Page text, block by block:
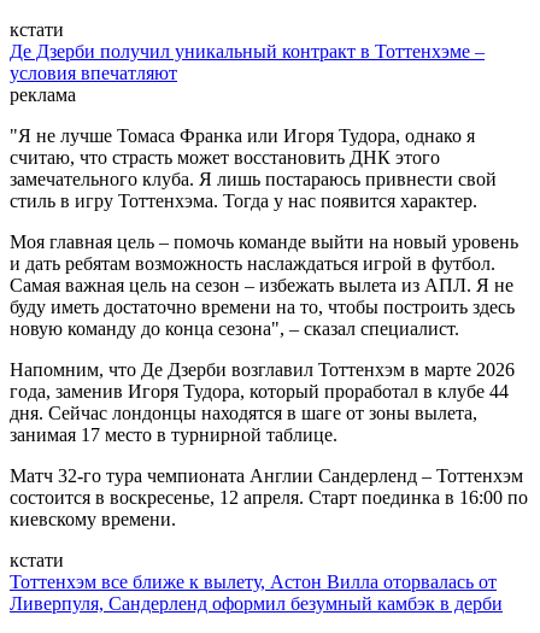
кстати
Де Дзерби получил уникальный контракт в Тоттенхэме –
условия впечатляют
реклама
"Я не лучше Томаса Франка или Игоря Тудора, однако я
считаю, что страсть может восстановить ДНК этого
замечательного клуба. Я лишь постараюсь привнести свой
стиль в игру Тоттенхэма. Тогда у нас появится характер.
Моя главная цель – помочь команде выйти на новый уровень
и дать ребятам возможность наслаждаться игрой в футбол.
Самая важная цель на сезон – избежать вылета из АПЛ. Я не
буду иметь достаточно времени на то, чтобы построить здесь
новую команду до конца сезона", – сказал специалист.
Напомним, что Де Дзерби возглавил Тоттенхэм в марте 2026
года, заменив Игоря Тудора, который проработал в клубе 44
дня. Сейчас лондонцы находятся в шаге от зоны вылета,
занимая 17 место в турнирной таблице.
Матч 32-го тура чемпионата Англии Сандерленд – Тоттенхэм
состоится в воскресенье, 12 апреля. Старт поединка в 16:00 по
киевскому времени.
кстати
Тоттенхэм все ближе к вылету, Астон Вилла оторвалась от
Ливерпуля, Сандерленд оформил безумный камбэк в дерби